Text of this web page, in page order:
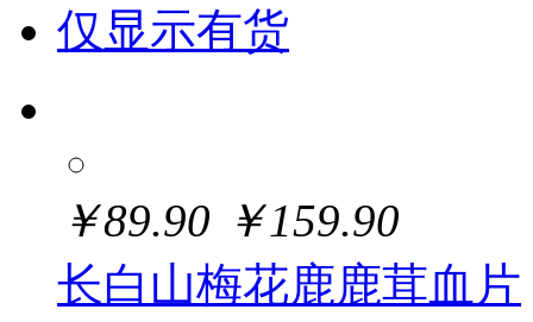
仅显示有货
￥89.90 ￥159.90
长白山梅花鹿鹿茸血片